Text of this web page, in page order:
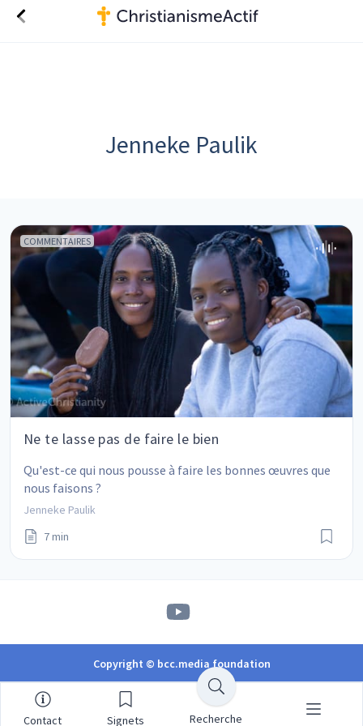
Jenneke Paulik
COMMENTAIRES
Ne te lasse pas de faire le bien
Qu'est-ce qui nous pousse à faire les bonnes œuvres que
nous faisons ?
Jenneke Paulik
7 min
Copyright © bcc.media foundation
Contact Signets Recherche